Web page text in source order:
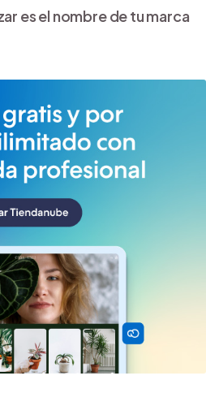
es el nombre de tu marca